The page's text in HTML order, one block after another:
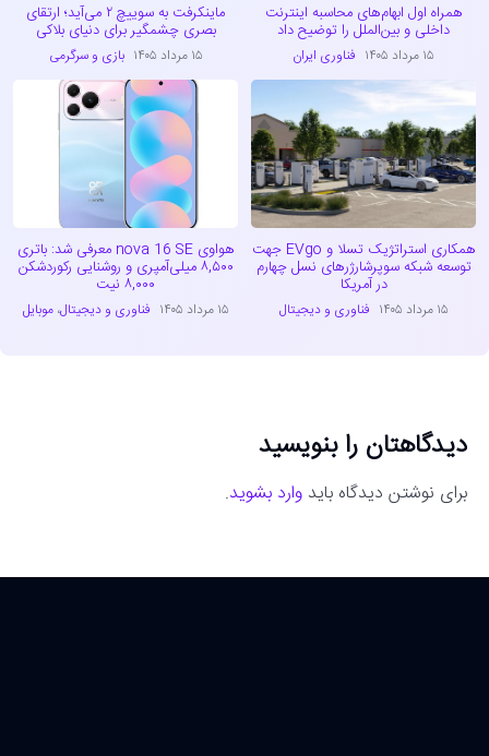
همراه اول ابهام‌های محاسبه اینترنت
داخلی و بین‌الملل را توضیح داد
۱۵ مرداد ۱۴۰۵ فناوری ایران
ماینکرفت به سوییچ ۲ می‌آید؛ ارتقای
بصری چشمگیر برای دنیای بلاکی
۱۵ مرداد ۱۴۰۵ بازی و سرگرمی
همکاری استراتژیک تسلا و EVgo جهت
توسعه شبکه سوپرشارژرهای نسل چهارم
در آمریکا
۱۵ مرداد ۱۴۰۵ فناوری و دیجیتال
هواوی nova 16 SE معرفی شد: باتری
۸,۵۰۰ میلی‌آمپری و روشنایی رکوردشکن
۸,۰۰۰ نیت
۱۵ مرداد ۱۴۰۵ فناوری و دیجیتال،موبایل
دیدگاهتان را بنویسید
برای نوشتن دیدگاه باید وارد بشوید.